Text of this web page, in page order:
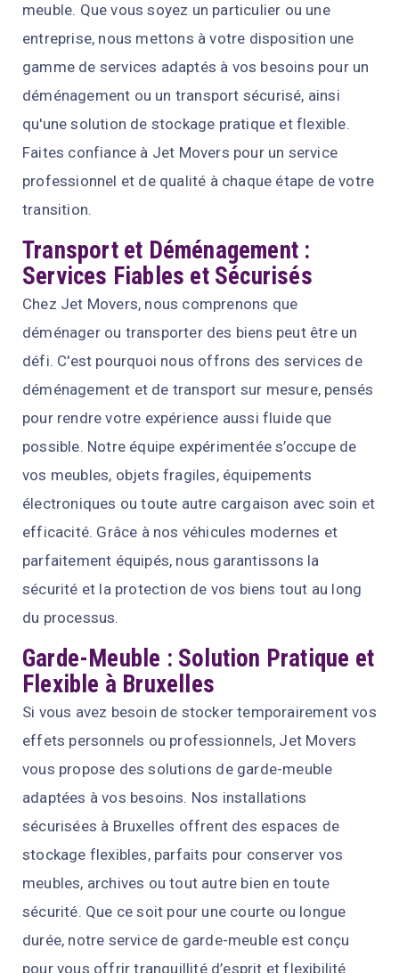
meuble. Que vous soyez un particulier ou une
entreprise, nous mettons à votre disposition une
gamme de services adaptés à vos besoins pour un
déménagement ou un transport sécurisé, ainsi
qu'une solution de stockage pratique et flexible.
Faites confiance à Jet Movers pour un service
professionnel et de qualité à chaque étape de votre
transition.
Transport et Déménagement :
Services Fiables et Sécurisés
Chez Jet Movers, nous comprenons que
déménager ou transporter des biens peut être un
défi. C'est pourquoi nous offrons des services de
déménagement et de transport sur mesure, pensés
pour rendre votre expérience aussi fluide que
possible. Notre équipe expérimentée s’occupe de
vos meubles, objets fragiles, équipements
électroniques ou toute autre cargaison avec soin et
efficacité. Grâce à nos véhicules modernes et
parfaitement équipés, nous garantissons la
sécurité et la protection de vos biens tout au long
du processus.
Garde-Meuble : Solution Pratique et
Flexible à Bruxelles
Si vous avez besoin de stocker temporairement vos
effets personnels ou professionnels, Jet Movers
vous propose des solutions de garde-meuble
adaptées à vos besoins. Nos installations
sécurisées à Bruxelles offrent des espaces de
stockage flexibles, parfaits pour conserver vos
meubles, archives ou tout autre bien en toute
sécurité. Que ce soit pour une courte ou longue
durée, notre service de garde-meuble est conçu
pour vous offrir tranquillité d’esprit et flexibilité.